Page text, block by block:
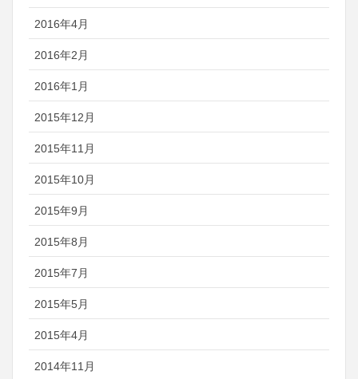
2016年4月
2016年2月
2016年1月
2015年12月
2015年11月
2015年10月
2015年9月
2015年8月
2015年7月
2015年5月
2015年4月
2014年11月